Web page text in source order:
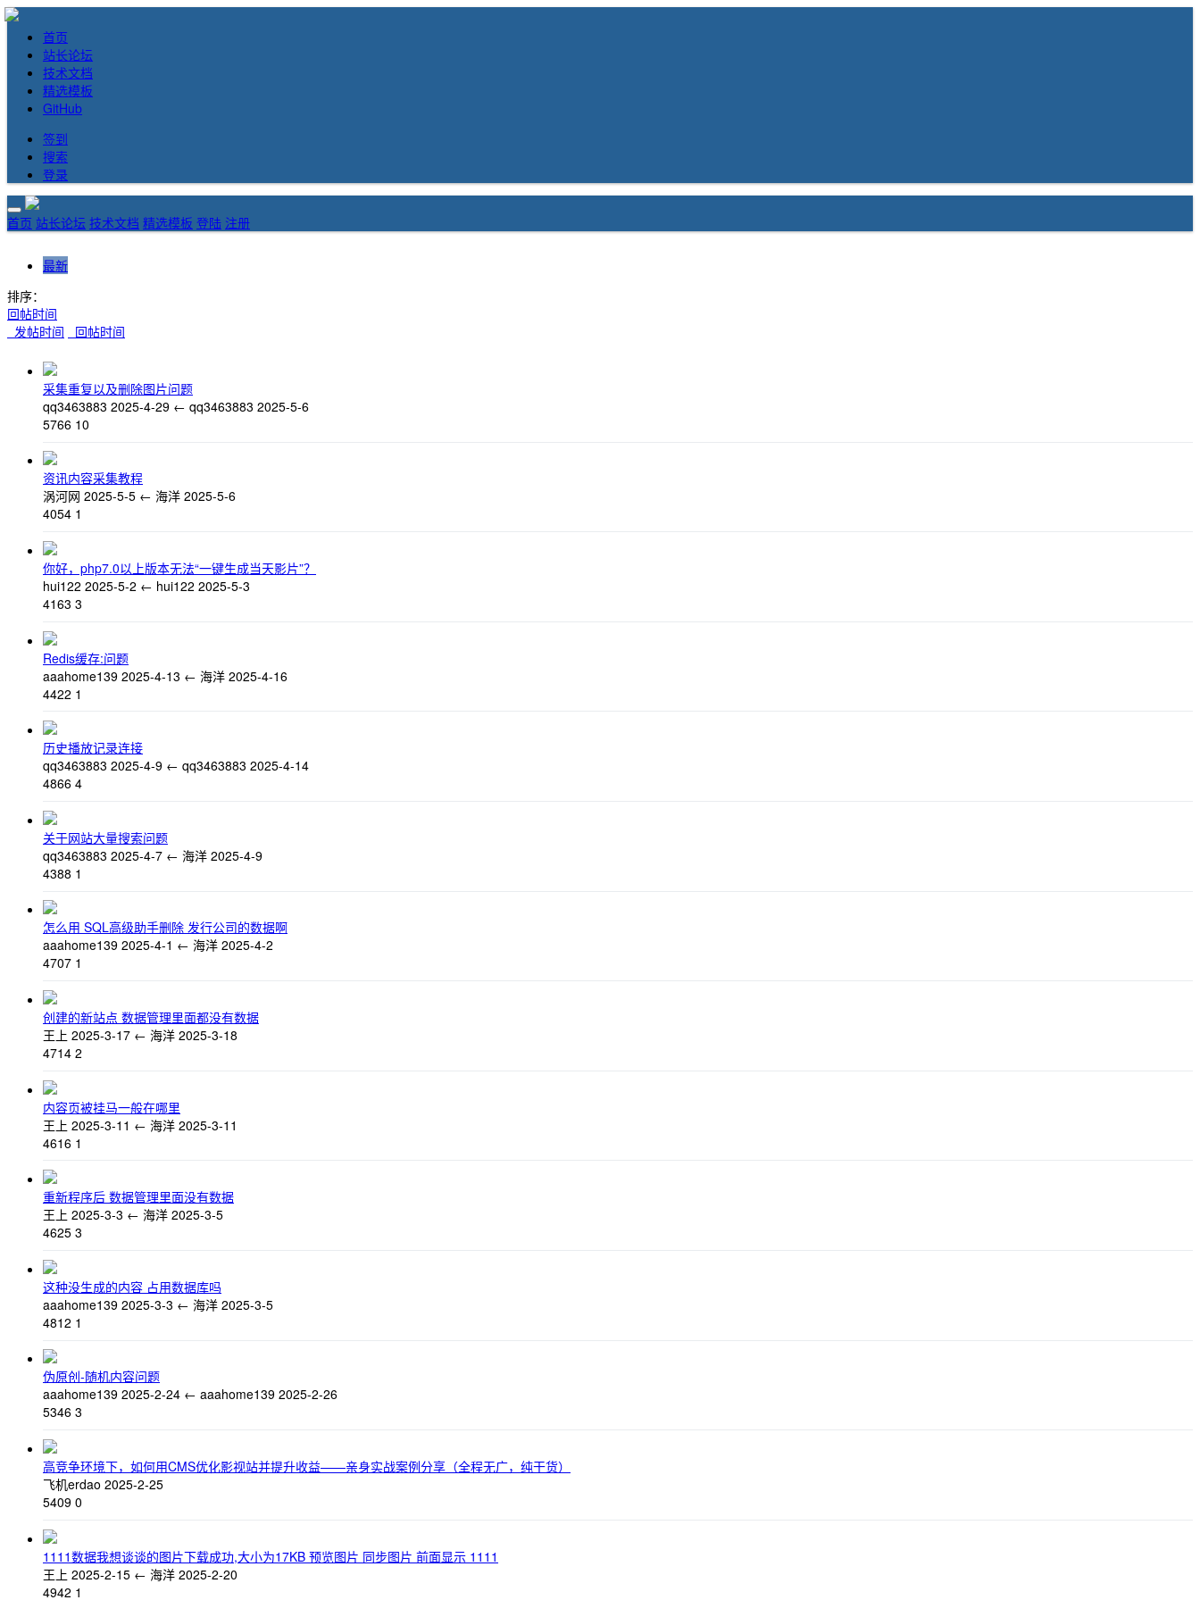
首页
站长论坛
技术文档
精选模板
GitHub
签到
搜索
登录
首页 站长论坛 技术文档 精选模板 登陆 注册
最新
排序：
回帖时间
发帖时间
回帖时间
采集重复以及删除图片问题
qq3463883 2025-4-29 ← qq3463883 2025-5-6
5766 10
资讯内容采集教程
涡河网 2025-5-5 ← 海洋 2025-5-6
4054 1
你好，php7.0以上版本无法“一键生成当天影片”？
hui122 2025-5-2 ← hui122 2025-5-3
4163 3
Redis缓存:问题
aaahome139 2025-4-13 ← 海洋 2025-4-16
4422 1
历史播放记录连接
qq3463883 2025-4-9 ← qq3463883 2025-4-14
4866 4
关于网站大量搜索问题
qq3463883 2025-4-7 ← 海洋 2025-4-9
4388 1
怎么用 SQL高级助手删除 发行公司的数据啊
aaahome139 2025-4-1 ← 海洋 2025-4-2
4707 1
创建的新站点 数据管理里面都没有数据
王上 2025-3-17 ← 海洋 2025-3-18
4714 2
内容页被挂马一般在哪里
王上 2025-3-11 ← 海洋 2025-3-11
4616 1
重新程序后 数据管理里面没有数据
王上 2025-3-3 ← 海洋 2025-3-5
4625 3
这种没生成的内容 占用数据库吗
aaahome139 2025-3-3 ← 海洋 2025-3-5
4812 1
伪原创-随机内容问题
aaahome139 2025-2-24 ← aaahome139 2025-2-26
5346 3
高竞争环境下，如何用CMS优化影视站并提升收益——亲身实战案例分享（全程无广，纯干货）
飞机erdao 2025-2-25
5409 0
1111数据我想谈谈的图片下载成功,大小为17KB 预览图片 同步图片 前面显示 1111
王上 2025-2-15 ← 海洋 2025-2-20
4942 1